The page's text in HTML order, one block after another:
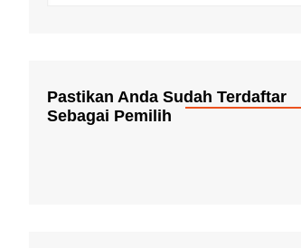
Pastikan Anda Sudah Terdaftar
Sebagai Pemilih